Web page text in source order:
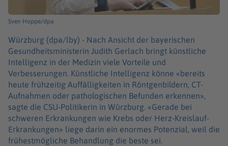
Sven Hoppe/dpa
Würzburg (dpa/lby) - Nach Ansicht der bayerischen
Gesundheitsministerin Judith Gerlach bringt künstliche
Intelligenz in der Medizin viele Vorteile und
Verbesserungen. Künstliche Intelligenz könne «bereits
heute frühzeitig Auffälligkeiten in Röntgenbildern, CT-
Aufnahmen oder pathologischen Befunden erkennen»,
sagte die CSU-Politikerin in Würzburg. «Gerade bei
schweren Erkrankungen wie Krebs oder Herz-Kreislauf-
Erkrankungen» liege darin ein enormes Potenzial, weil die
frühestmögliche Behandlung die beste sei.